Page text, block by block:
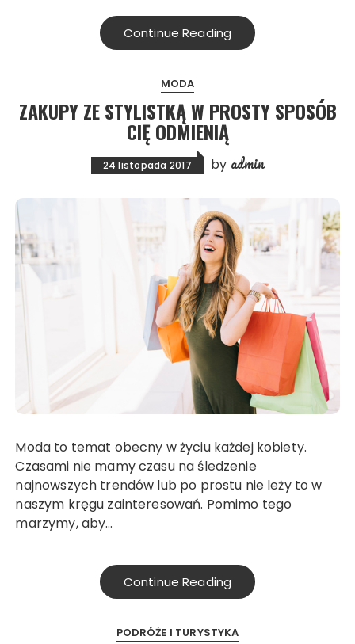
Continue Reading
MODA
ZAKUPY ZE STYLISTKĄ W PROSTY SPOSÓB
CIĘ ODMIENIĄ
24 listopada 2017 by admin
Moda to temat obecny w życiu każdej kobiety.
Czasami nie mamy czasu na śledzenie
najnowszych trendów lub po prostu nie leży to w
naszym kręgu zainteresowań. Pomimo tego
marzymy, aby…
Continue Reading
PODRÓŻE I TURYSTYKA